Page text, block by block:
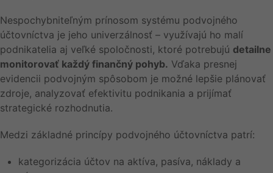
Nespochybniteľným prínosom systému podvojného
účtovníctva je jeho univerzálnosť – využívajú ho malí
podnikatelia aj veľké spoločnosti, ktoré potrebujú detailne
monitorovať každý finančný pohyb. Vďaka presnej
evidencii podvojným spôsobom je možné lepšie plánovať
zdroje, analyzovať efektivitu podnikania a prijímať
strategické rozhodnutia.
Medzi základné princípy podvojného účtovníctva patrí:
kategorizácia účtov na aktíva, pasíva, náklady a